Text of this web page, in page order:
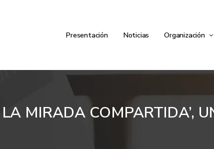
Presentación Noticias Organización
MIRADA COMPARTIDA’,